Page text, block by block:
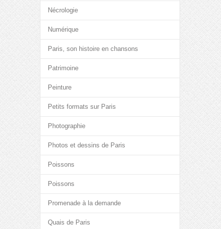
Nécrologie
Numérique
Paris, son histoire en chansons
Patrimoine
Peinture
Petits formats sur Paris
Photographie
Photos et dessins de Paris
Poissons
Poissons
Promenade à la demande
Quais de Paris